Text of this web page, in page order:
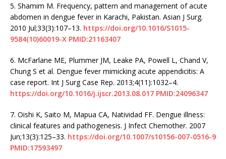
5. Shamim M. Frequency, pattern and management of acute
abdomen in dengue fever in Karachi, Pakistan. Asian J Surg.
2010 Jul;33(3):107–13. https://doi.org/10.1016/S1015-
9584(10)60019-X PMID:21163407
6. McFarlane ME, Plummer JM, Leake PA, Powell L, Chand V,
Chung S et al. Dengue fever mimicking acute appendicitis: A
case report. Int J Surg Case Rep. 2013;4(11):1032–4.
https://doi.org/10.1016/j.ijscr.2013.08.017 PMID:24096347
7. Oishi K, Saito M, Mapua CA, Natividad FF. Dengue illness:
clinical features and pathogenesis. J Infect Chemother. 2007
Jun;13(3):125–33. https://doi.org/10.1007/s10156-007-0516-9
PMID:17593497